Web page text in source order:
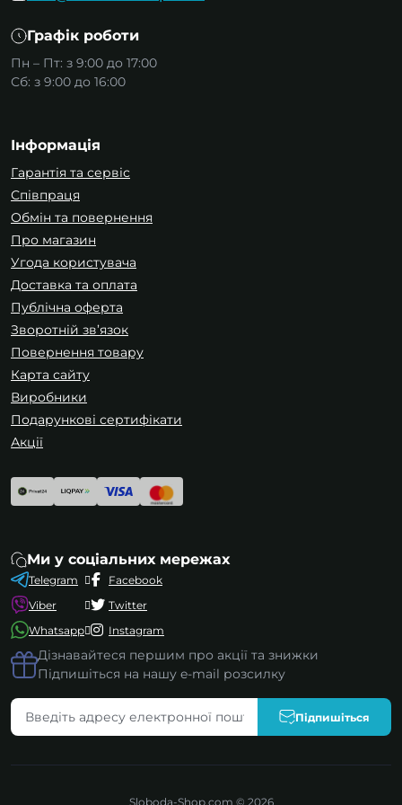
серверного обладнання, у нас знайдеться
відповідний варіант. Особливу увагу варто
приділити продукції бренду Lemanso, яка
Якість та надійність від перевірених
Всі шафи та корпуси, представлені в нашому
Графік роботи
Пн – Пт: з 9:00 до 17:00
Сб: з 9:00 до 16:00
Інформація
Гарантія та сервіс
Співпраця
Обмін та повернення
Про магазин
Угода користувача
Доставка та оплата
Публічна оферта
Зворотній зв’язок
Повернення товару
Карта сайту
Виробники
Подарункові сертифікати
Акції
Ми у соціальних мережах
Telegram
Viber
Whatsapp
Facebook
Twitter
Instagram
Дізнавайтеся першим про акції та знижки
Підпишіться на нашу e-mail розсилку
Підпишіться
Sloboda-Shop.com © 2026